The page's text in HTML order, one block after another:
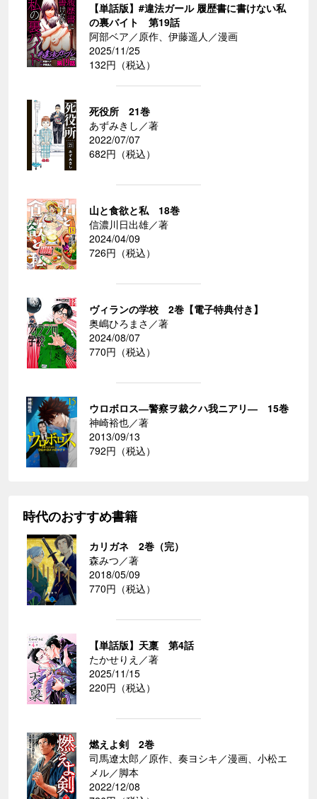
【単話版】#違法ガール 履歴書に書けない私
の裏バイト 第19話
阿部ベア／原作、伊藤遥人／漫画
2025/11/25
132円（税込）
死役所 21巻
あずみきし／著
2022/07/07
682円（税込）
山と食欲と私 18巻
信濃川日出雄／著
2024/04/09
726円（税込）
ヴィランの学校 2巻【電子特典付き】
奥嶋ひろまさ／著
2024/08/07
770円（税込）
ウロボロス―警察ヲ裁クハ我ニアリ― 15巻
神崎裕也／著
2013/09/13
792円（税込）
時代のおすすめ書籍
カリガネ 2巻（完）
森みつ／著
2018/05/09
770円（税込）
【単話版】天稟 第4話
たかせりえ／著
2025/11/15
220円（税込）
燃えよ剣 2巻
司馬遼太郎／原作、奏ヨシキ／漫画、小松エ
メル／脚本
2022/12/08